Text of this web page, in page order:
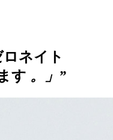
ネイト
す 。」”